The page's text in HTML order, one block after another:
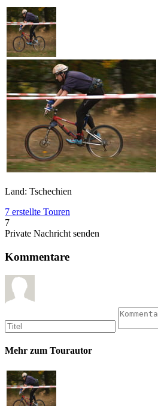
Land: Tschechien
7 erstellte Touren
7
Private Nachricht senden
Kommentare
Mehr zum Tourautor